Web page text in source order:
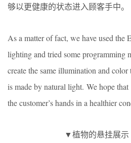
够以更健康的状态进入顾客手中。
As a matter of fact, we have used the
lighting and tried someprogramming
create the same illumination and color
is made by natural light. We hope
the customer’s hands in a healthier
▼植物的悬挂展示